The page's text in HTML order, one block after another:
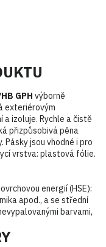
GPH výborně
exteriérovým
izoluje. Rychle a čistě
přizpůsobivá pěna
jsou vhodné i pro
vrstva: plastová fólie.
energií (HSE):
apod., a se střední
barvami,